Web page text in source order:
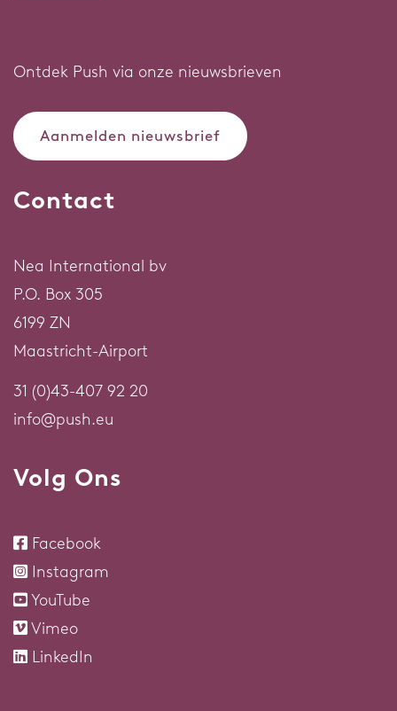
Ontdek Push via onze nieuwsbrieven
Aanmelden nieuwsbrief
Contact
Nea International bv
P.O. Box 305
6199 ZN
Maastricht-Airport
31 (0)43-407 92 20
info@push.eu
Volg Ons
Facebook
Instagram
YouTube
Vimeo
LinkedIn